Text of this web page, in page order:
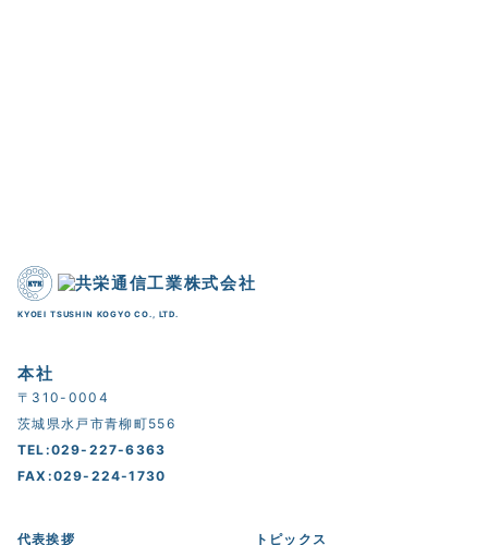
KYOEI TSUSHIN KOGYO CO., LTD.
本社
〒310-0004
茨城県水戸市青柳町556
TEL:029-227-6363
FAX:029-224-1730
代表挨拶 トピックス